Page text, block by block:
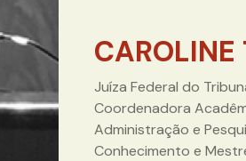
CAROLINE
Juíza Federal do
Coordenadora
Administração e
Conhecimento e